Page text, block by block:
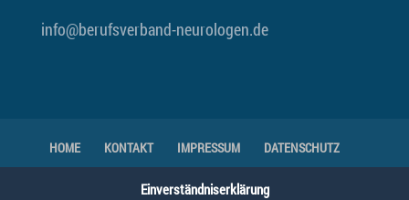
info@berufsverband-neurologen.de
HOME KONTAKT IMPRESSUM
DATENSCHUTZ
Einverständniserklärung